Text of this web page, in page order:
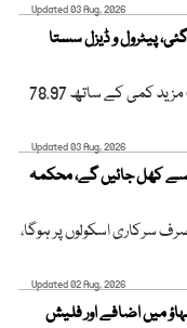
Updated 03 Aug, 2026
پیٹرول و ڈیزل سستا
امریکی خام تیل کی فی بیرل قیمت مزید کمی کے ساتھ 78.97
Updated 03 Aug, 2026
سے کھل جائیں گے، محکمہ
صرف سرکاری اسکولوں پر ہوگا،
Updated 02 Aug, 2026
میں اضافے اور فلیش